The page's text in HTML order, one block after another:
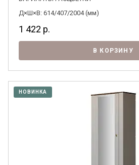
Я ознакомлен сПолитикой
Д×Ш×В: 614/407/2004 (мм)
1 422 р.
В КОРЗИНУ
НОВИНКА